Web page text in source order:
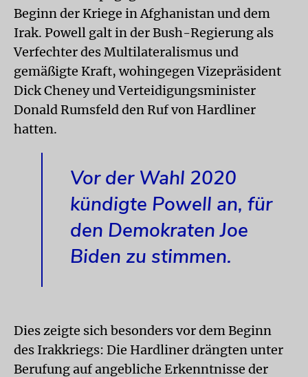
Beginn der Kriege in Afghanistan und dem
Irak. Powell galt in der Bush-Regierung als
Verfechter des Multilateralismus und
gemäßigte Kraft, wohingegen Vizepräsident
Dick Cheney und Verteidigungsminister
Donald Rumsfeld den Ruf von Hardliner
hatten.
Vor der Wahl 2020
kündigte Powell an, für
den Demokraten Joe
Biden zu stimmen.
Dies zeigte sich besonders vor dem Beginn
des Irakkriegs: Die Hardliner drängten unter
Berufung auf angebliche Erkenntnisse der